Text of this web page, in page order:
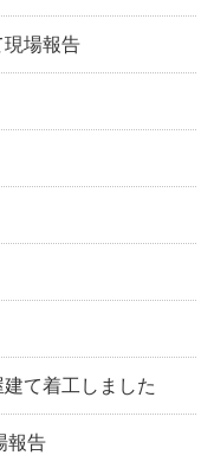
場報告
て着工しました
報告